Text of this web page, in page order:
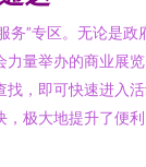
务”专区。无论是政
力量举办的商业展
找，即可快速进入
，极大地提升了便利